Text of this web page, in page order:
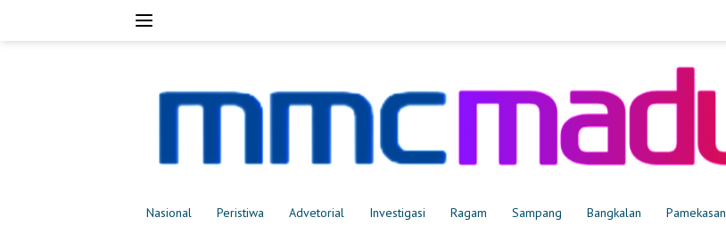
Nasional Peristiwa Advetorial Investigasi Ragam Sampang Bangkalan Pamekasan